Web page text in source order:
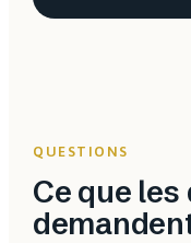
QUESTIONS
Ce que